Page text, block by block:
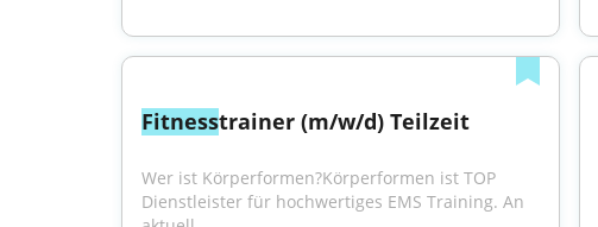
Fitnesstrainer (m/w/d) Teilzeit
Wer ist Körperformen?Körperformen ist TOP
Dienstleister für hochwertiges EMS Training. An